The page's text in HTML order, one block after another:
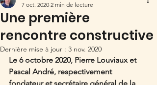
Une première
rencontre constructive
7 oct. 2020 2 min de lecture
Dernière mise à jour : 3 nov. 2020
Le 6 octobre 2020, Pierre Louviaux et
Pascal André, respectivement